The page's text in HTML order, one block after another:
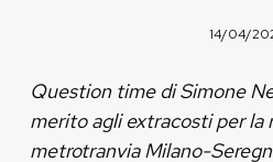
14/04/
Question time di Simone
merito agli extracosti per la
metrotranvia Milano-